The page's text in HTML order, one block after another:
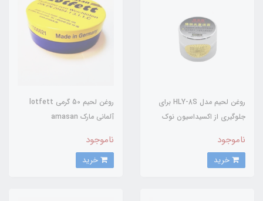
روغن لحیم مدل HLY-8S برای
جلوگیری از اکسیداسیون نوک
ناموجود
روغن لحیم 50 گرمی lotfett
آلمانی مارک amasan
ناموجود